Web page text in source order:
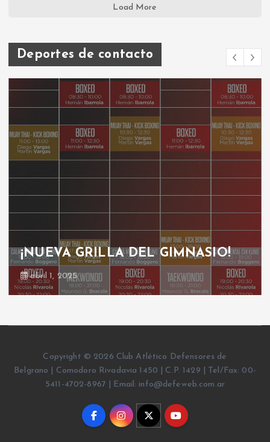
Load More
Deportes de contacto
¡NUEVA GRILLA DEL GIMNASIO!
abril 1, 2025
Copyright © 2026 Club Atlético Defensores de
Belgrano | Comodoro Rivadavia 1450 | C.P. 1429 | Tel/Fax: 00-
5411-4702-8967 | Email: info@defeweb.com.ar